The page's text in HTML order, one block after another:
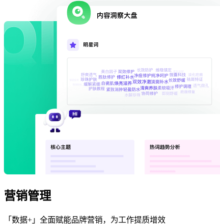
营销管理
「数据+」全面赋能品牌营销，为工作提质增效